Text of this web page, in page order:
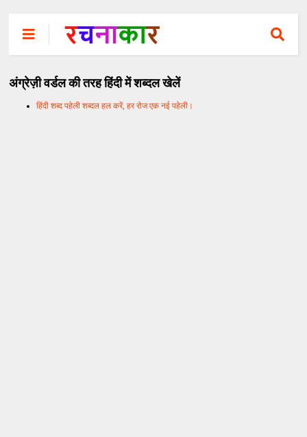
अंग्रेज़ी वर्डल की तरह हिंदी में शब्दल खेलें
हिंदी शब्द पहेली शब्दल हल करें, हर रोज एक नई पहेली।